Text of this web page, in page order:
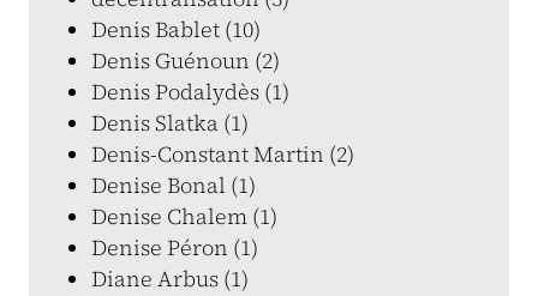
Denis Bablet (10)
Denis Guénoun (2)
Denis Podalydès (1)
Denis Slatka (1)
Denis-Constant Martin (2)
Denise Bonal (1)
Denise Chalem (1)
Denise Péron (1)
Diane Arbus (1)